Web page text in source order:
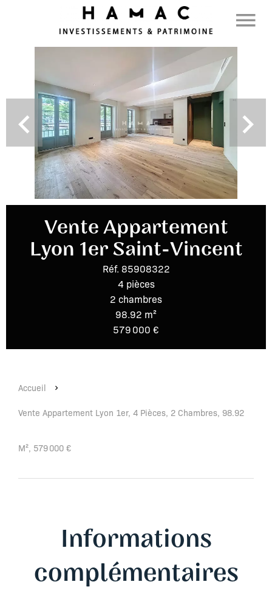
Vente Appartement
Lyon 1er Saint-Vincent
Réf. 85908322
4 pièces
2 chambres
98.92 m²
579 000 €
Accueil
Vente Appartement Lyon 1er, 4 Pièces, 2 Chambres, 98.92
M², 579 000 €
Informations
complémentaires